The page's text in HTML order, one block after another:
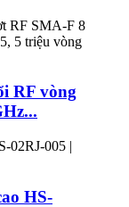
RF vòng
HS-